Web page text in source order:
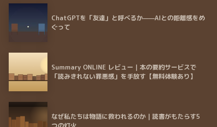
ChatGPTを「友達」と呼べるか——AIとの距離感をめ
ぐって
Summary ONLINE レビュー｜本の要約サービスで
「読みきれない罪悪感」を手放す【無料体験あり】
なぜ私たちは物語に救われるのか｜読書がもたらす5